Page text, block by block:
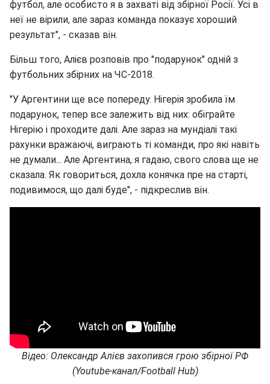
футбол, але особисто я в захваті від збірної Росії. Усі в
неї не вірили, але зараз команда показує хороший
результат", - сказав він.
Більш того, Алієв розповів про "подарунок" одній з
футбольних збірних на ЧС-2018.
"У Аргентини ще все попереду. Нігерія зробила їм
подарунок, тепер все залежить від них: обіграйте
Нігерію і проходите далі. Але зараз на мундіалі такі
рахунки вражаючі, виграють ті команди, про які навіть
не думали... Але Аргентина, я гадаю, свого слова ще не
сказала. Як говориться, дохла конячка пре на старті,
подивимося, що далі буде", - підкреслив він.
Відео: Олександр Алієв захопився грою збірної РФ
(Youtube-канал/Football Hub)